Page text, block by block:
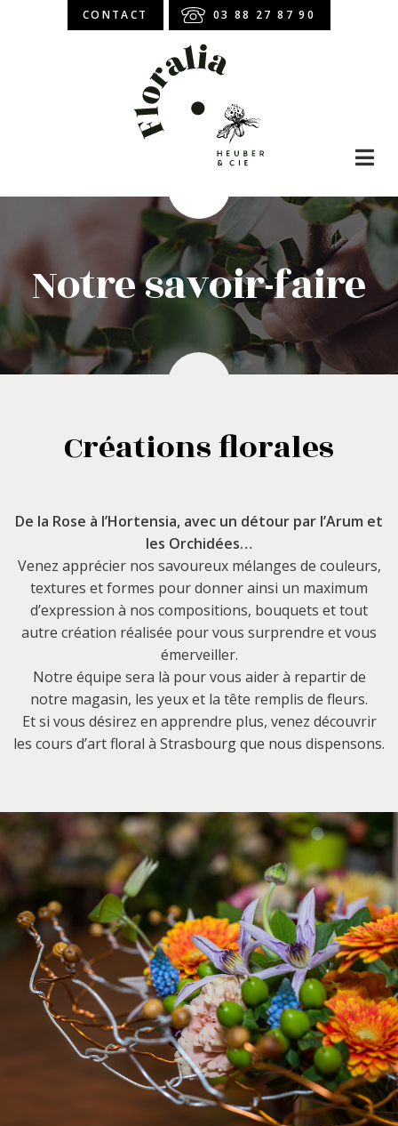
Boutique en ligne
Atelier Floral
Bouquet de roses
Bouquet de fleurs
Plantes
Idées cadeaux
Heuber & cie
Notre savoir-faire
Atelier floral
Décors et vitrines
Entretien des plantes
Votre mariage sur-mesure
Nos réalisations
Actualités
CONTACT 03 88 27 87 90
Notre savoir-faire
Créations florales
De la Rose à l’Hortensia, avec un détour par l’Arum et
les Orchidées…
Venez apprécier nos savoureux mélanges de couleurs,
textures et formes pour donner ainsi un maximum
d’expression à nos compositions, bouquets et tout
autre création réalisée pour vous surprendre et vous
émerveiller.
Notre équipe sera là pour vous aider à repartir de
notre magasin, les yeux et la tête remplis de fleurs.
Et si vous désirez en apprendre plus, venez découvrir
les cours d’art floral à Strasbourg que nous dispensons.